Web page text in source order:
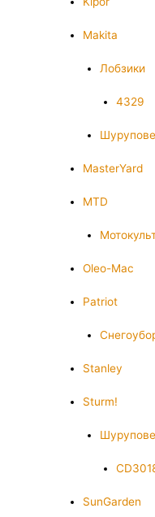
Makita
Лобзики
4329
MasterYard
MTD
Oleo-Mac
Patriot
Stanley
Sturm!
SunGarden